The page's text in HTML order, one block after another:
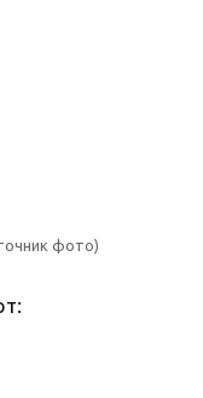
фото)